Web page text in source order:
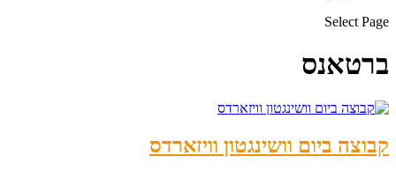
Select Page
ברטאנס
קבוצה ביום וושינגטון וויזארדס